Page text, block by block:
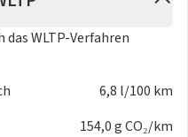
dasWLTP-Verfahren
6,8 l/100 km
154,0 g CO₂/km